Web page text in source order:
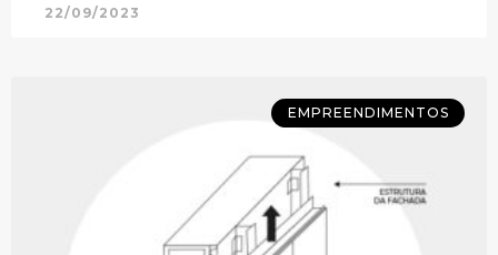
22/09/2023
EMPREENDIMENTOS